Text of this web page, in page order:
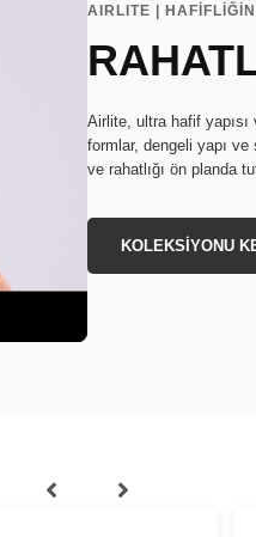
AIRLITE |
Airlite, ultra hafif
formlar, dengeli yapı ve
ve rahatlığı ön planda
KOLEKSİYONU